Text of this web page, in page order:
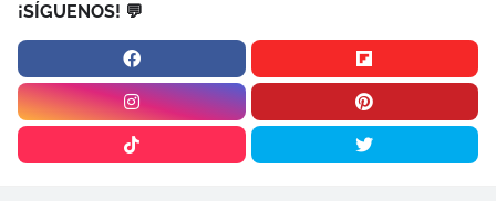
¡SÍGUENOS! 💬